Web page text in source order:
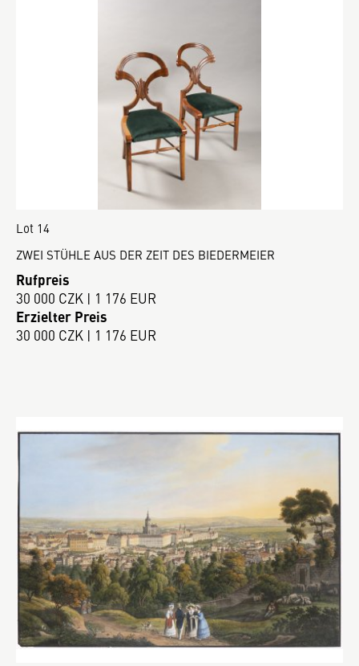
Lot 14
ZWEI STÜHLE AUS DER ZEIT DES BIEDERMEIER
Rufpreis
30 000 CZK | 1 176 EUR
Erzielter Preis
30 000 CZK | 1 176 EUR